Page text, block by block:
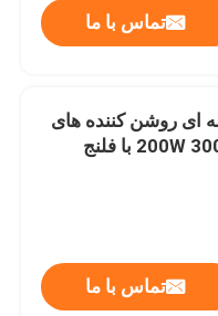
تماس با ما
ای روشن کننده های
سرامیکی 200W 300W با فلنج
تماس با ما